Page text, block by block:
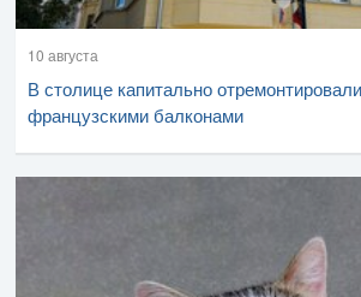
10 августа
В столице капитально
французскими балконами